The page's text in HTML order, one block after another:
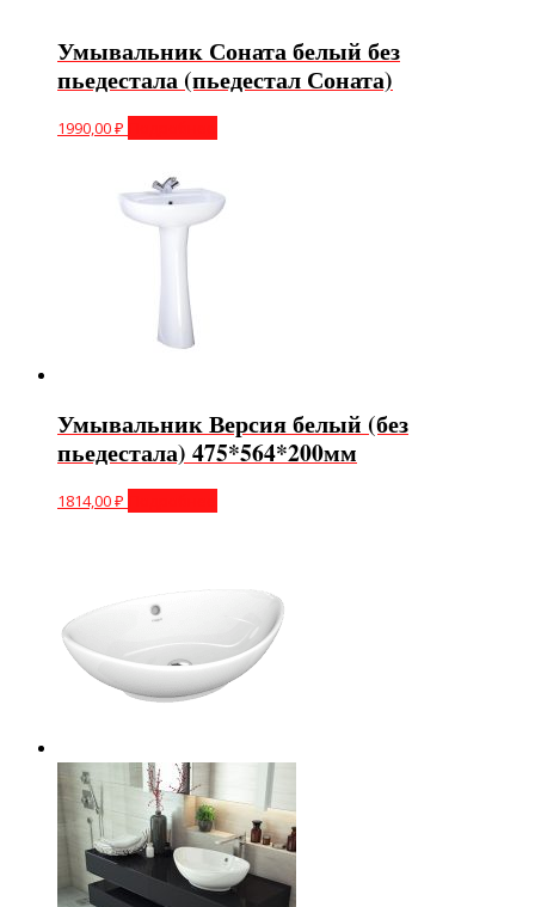
Умывальник Соната белый без
пьедестала (пьедестал Соната)
1990,00₽
Умывальник Версия белый (без
пьедестала) 475*564*200мм
1814,00₽